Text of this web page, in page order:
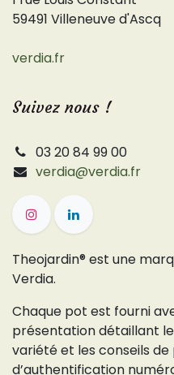
59491 Villeneuve d'Ascq
verdia.fr
Suivez nous !
03 20 84 99 00
verdia@verdia.fr
Theojardin® est une
Verdia.
Chaque pot est fourni
présentation détaillant
variété et les conseils de
d’authentification